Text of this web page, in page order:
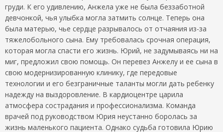
груди. К его удивлению, Анжела уже не была беззаботной
девчонкой, чья улыбка могла затмить солнце. Теперь она
была матерью, чье сердце разрывалось от отчаяния из-за
тяжелобольного сына. Ему требовалась срочная операция,
которая могла спасти его жизнь. Юрий, не задумываясь ни на
миг, предложил свою помощь. Он перевез Анжелу и ее сына в
свою модернизированную клинику, где передовые
технологии и его безграничные таланты могли дать ребенку
надежду на выздоровление. В кардиоцентре царила
атмосфера сострадания и профессионализма. Команда
врачей под руководством Юрия неустанно боролась за
жизнь маленького пациента. Однако судьба готовила Юрию